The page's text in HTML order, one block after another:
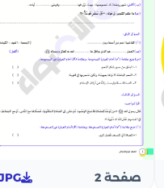
صفحة 2